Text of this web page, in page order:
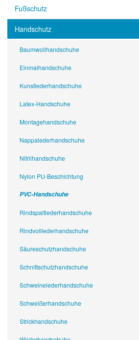
Fußschutz
Handschutz
Baumwollhandschuhe
Einmalhandschuhe
Kunstlederhandschuhe
Latex-Handschuhe
Montagehandschuhe
Nappalederhandschuhe
Nitrilhandschuhe
Nylon PU-Beschichtung
PVC-Handschuhe
Rindspaltlederhandschuhe
Rindvolllederhandschuhe
Säureschutzhandschuhe
Schnittschutzhandschuhe
Schweinelederhandschuhe
Schweißerhandschuhe
Strickhandschuhe